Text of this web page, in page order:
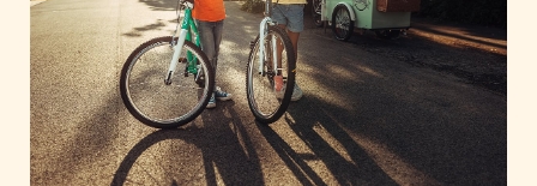
Marble House
Mediaplus
Microsoft
Mondelēz Österreich
Muse Electronics